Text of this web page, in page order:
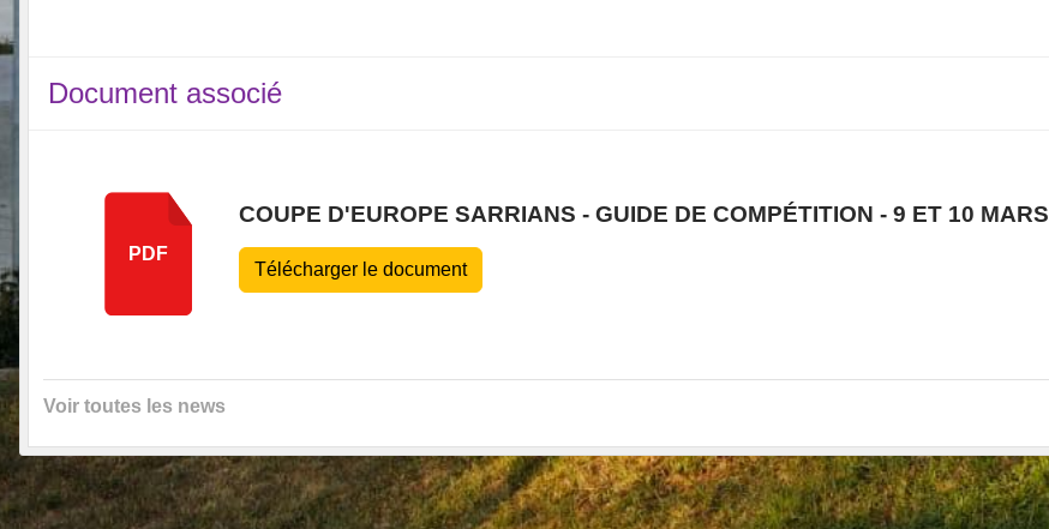
Document associé
PDF
COUPE D'EUROPE SARRIANS - GUIDE DE COMPÉTITION - 9 ET 10 MARS
Télécharger le document
Voir toutes les news